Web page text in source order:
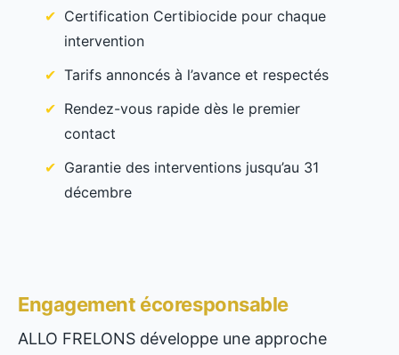
Certification Certibiocide pour chaque
intervention
Tarifs annoncés à l’avance et respectés
Rendez-vous rapide dès le premier
contact
Garantie des interventions jusqu’au 31
décembre
Engagement écoresponsable
ALLO FRELONS développe une approche